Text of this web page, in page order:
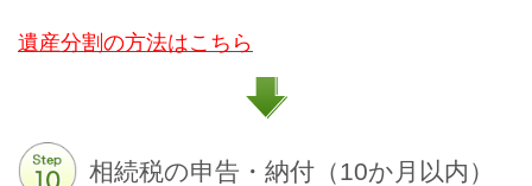
遺産分割の方法はこちら
相続税の申告・納付（10か月以内）